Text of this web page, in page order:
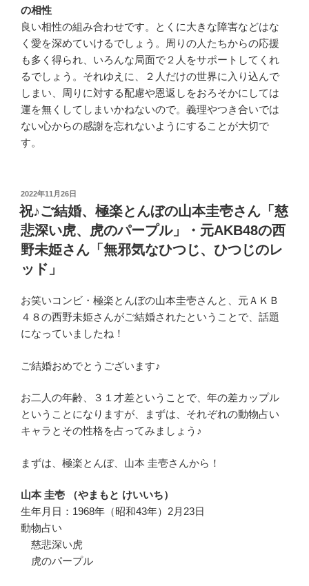
の相性
良い相性の組み合わせです。とくに大きな障害などはな
く愛を深めていけるでしょう。周りの人たちからの応援
も多く得られ、いろんな局面で２人をサポートしてくれ
るでしょう。それゆえに、２人だけの世界に入り込んで
しまい、周りに対する配慮や恩返しをおろそかにしては
運を無くしてしまいかねないので。義理やつき合いでは
ない心からの感謝を忘れないようにすることが大切で
す。
投
稿
日:
2022年11月26日
祝♪ご結婚、極楽とんぼの山本圭壱さん「慈
悲深い虎、虎のパープル」・元AKB48の西
野未姫さん「無邪気なひつじ、ひつじのレ
ッド」
お笑いコンビ・極楽とんぼの山本圭壱さんと、元ＡＫＢ
４８の西野未姫さんがご結婚されたということで、話題
になっていましたね！
ご結婚おめでとうございます♪
お二人の年齢、３１才差ということで、年の差カップル
ということになりますが、まずは、それぞれの動物占い
キャラとその性格を占ってみましょう♪
まずは、極楽とんぼ、山本 圭壱さんから！
山本 圭壱 （やまもと けいいち）
生年月日：1968年（昭和43年）2月23日
動物占い
慈悲深い虎
虎のパープル